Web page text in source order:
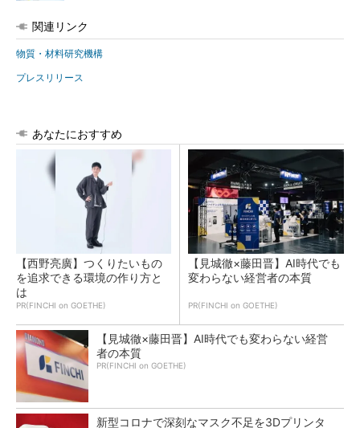
関連リンク
物質・材料研究機構
プレスリリース
あなたにおすすめ
【西野亮廣】つくりたいもの
を追求できる環境の作り方と
は
PR(FINCHI on GOETHE)
【見城徹×藤田晋】AI時代でも
変わらない経営者の本質
PR(FINCHI on GOETHE)
【見城徹×藤田晋】AI時代でも変わらない経営
者の本質
PR(FINCHI on GOETHE)
新型コロナで深刻なマスク不足を3Dプリンタ